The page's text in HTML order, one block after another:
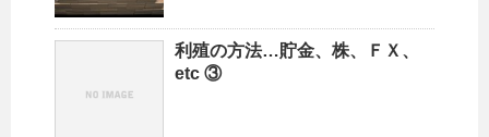
利殖の方法…貯金、株、ＦＸ、
etc ③